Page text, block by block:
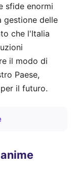
sfide enormi
gestione delle
che l'Italia
il modo di
Paese,
il futuro.